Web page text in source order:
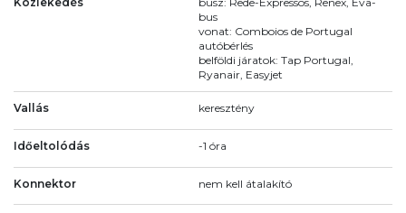
bus
vonat: Comboios de Portugal
autóbérlés
belföldi járatok: Tap Portugal,
Ryanair, Easyjet
Vallás keresztény
Időeltolódás -1 óra
Konnektor nem kell átalakító